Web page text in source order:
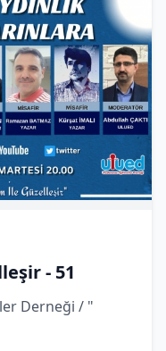
- 51
Derneği / "